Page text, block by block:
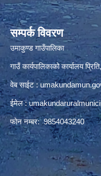
premium bootstrap themes
सम्पर्क विवरण
उमाकुण्ड गाउँपालिका
गाउँ कार्यपालिकाको कार्यालय
वेब साईट :
ईमेल :
फोन नम्बर: 9854043240